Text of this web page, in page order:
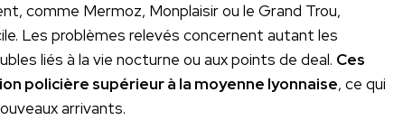
comme Mermoz, Monplaisir ou le Grand Trou,
Les problèmes relevés concernent autant les
liés à la vie nocturne ou aux points de deal. Ces
policière supérieur à la moyenne lyonnaise, ce qui
arrivants.